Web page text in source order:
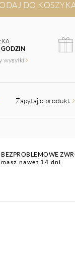
DO
GODZIN
wysyłki
Zapytaj o produkt
BEZPROBLEMOWE
masz nawet 14 dni